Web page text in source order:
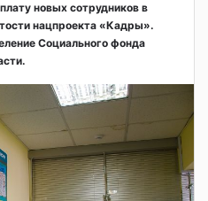
новых сотрудников в
нацпроекта «Кадры».
Социального фонда